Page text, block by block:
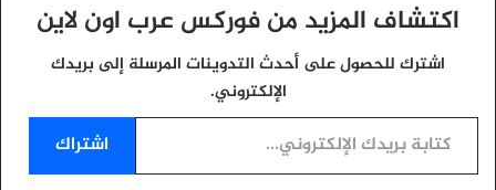
اكتشاف المزيد من فوركس عرب اون لاين
اشترك للحصول على أحدث التدوينات المرسلة إلى بريدك
الإلكتروني.
كتابة بريدك الإلكتروني...
اشتراك